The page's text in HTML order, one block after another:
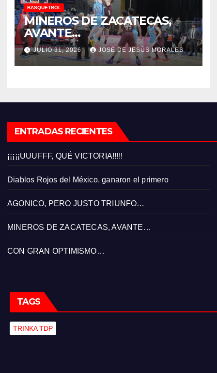
BASQUETBOL
MINEROS DE ZACATECAS,
AVANTE…
JULIO 31, 2026 JOSÉ DE JESÚS MORALES
ENTRADAS RECIENTES
¡¡¡¡¡UUUFFF, QUÉ VICTORIA!!!!!
Diablos Rojos del México, ganaron el primero
AGONICO, PERO JUSTO TRIUNFO…
MINEROS DE ZACATECAS, AVANTE…
CON GRAN OPTIMISMO…
TAGS
TRINKA TDP